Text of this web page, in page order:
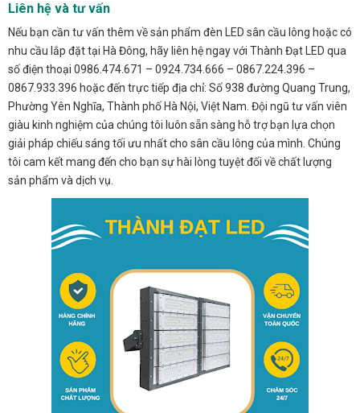
Liên hệ và tư vấn
Nếu bạn cần tư vấn thêm về sản phẩm đèn LED sân cầu lông hoặc có
nhu cầu lắp đặt tại Hà Đông, hãy liên hệ ngay với Thành Đạt LED qua
số điện thoại 0986.474.671 – 0924.734.666 – 0867.224.396 –
0867.933.396 hoặc đến trực tiếp địa chỉ: Số 938 đường Quang Trung,
Phường Yên Nghĩa, Thành phố Hà Nội, Việt Nam. Đội ngũ tư vấn viên
giàu kinh nghiệm của chúng tôi luôn sẵn sàng hỗ trợ bạn lựa chọn
giải pháp chiếu sáng tối ưu nhất cho sân cầu lông của mình. Chúng
tôi cam kết mang đến cho bạn sự hài lòng tuyệt đối về chất lượng
sản phẩm và dịch vụ.